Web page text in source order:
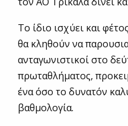
Το ίδιο ισχύει και
θα κληθούν να
ανταγωνιστικοί στο
πρωταθλήματος,
ένα όσο το δυνατόν
βαθμολογία.